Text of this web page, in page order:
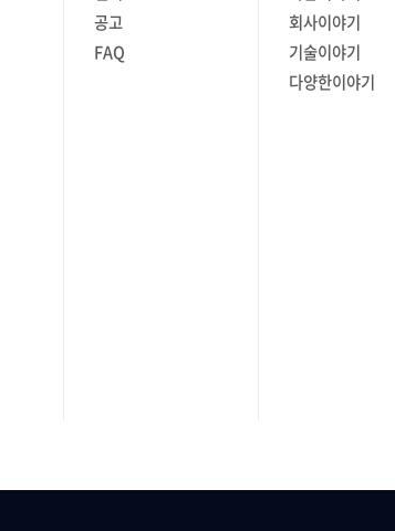
공고
FAQ
회사이야기
기술이야기
다양한이야기